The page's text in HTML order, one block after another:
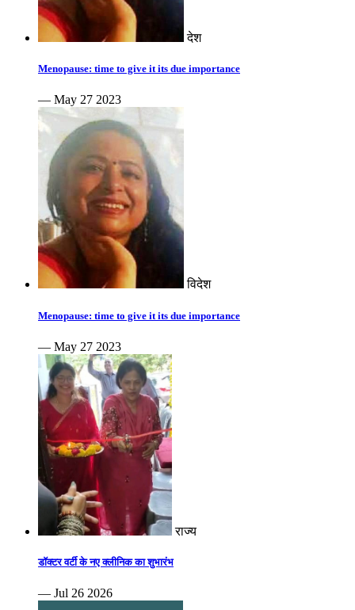
देश
Menopause: time to give it its due importance
— May 27 2023
विदेश
Menopause: time to give it its due importance
— May 27 2023
राज्य
डॉक्टर वर्टी के नए क्लीनिक का शुभारंभ
— Jul 26 2026